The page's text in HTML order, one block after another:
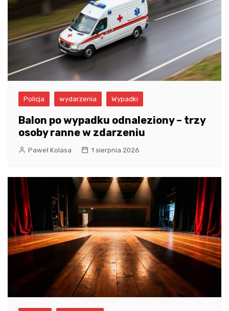
Policja wydarzenia Wypadki
Balon po wypadku odnaleziony – trzy
osoby ranne w zdarzeniu
Paweł Kolasa 1 sierpnia 2026